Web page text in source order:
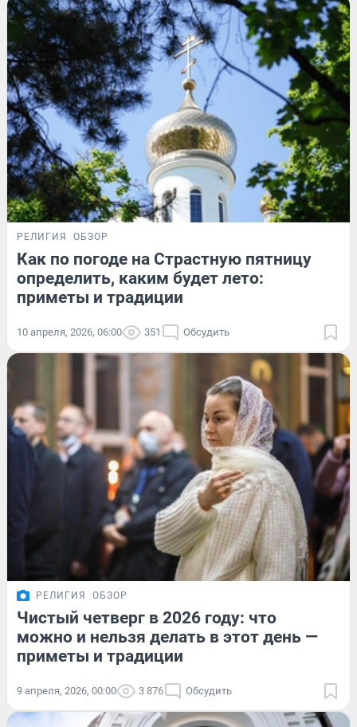
РЕЛИГИЯ ОБЗОР
Как по погоде на Страстную пятницу
определить, каким будет лето:
приметы и традиции
10 апреля, 2026, 06:00 351 Обсудить
РЕЛИГИЯ ОБЗОР
Чистый четверг в 2026 году: что
можно и нельзя делать в этот день —
приметы и традиции
9 апреля, 2026, 00:00 3 876 Обсудить